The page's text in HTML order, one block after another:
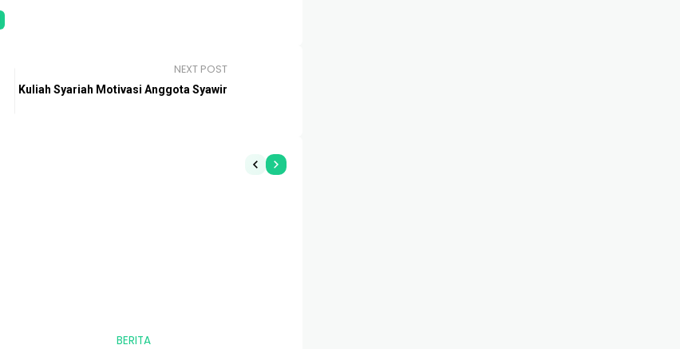
NEXT POST
Kuliah Syariah Motivasi Anggota Syawir
BERITA